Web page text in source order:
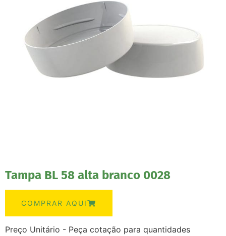
Tampa BL 58 alta branco 0028
COMPRAR AQUI
Preço Unitário - Peça cotação para quantidades